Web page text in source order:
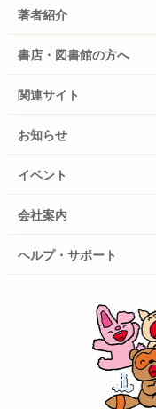
著者紹介
書店・図書館の方へ
関連サイト
お知らせ
イベント
会社案内
ヘルプ・サポート